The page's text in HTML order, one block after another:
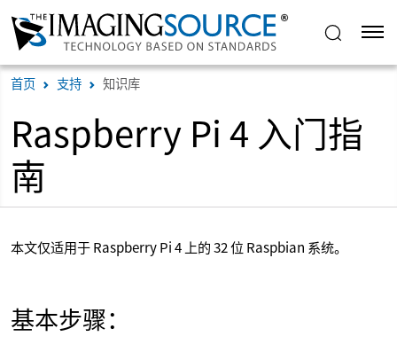
首页 支持 知识库
Raspberry Pi 4 入门指
南
本文仅适用于 Raspberry Pi 4 上的 32 位 Raspbian 系统。
基本步骤：